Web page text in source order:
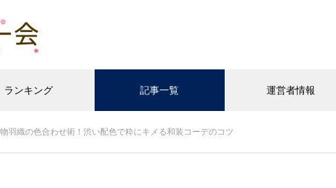
ランキング 記事一覧 運営者情報
羽織の色合わせ術！渋い配色で粋にキメる和装コーデのコツ